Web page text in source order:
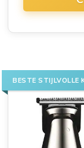
BESTE STIJLVOLLE